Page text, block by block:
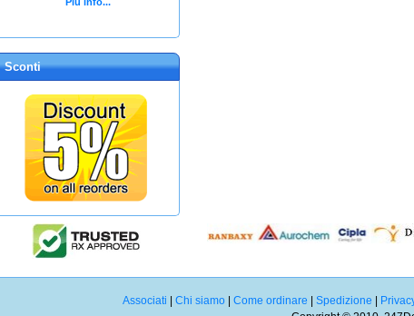
Sconti
Associati Chi siamo| Come ordinare Spedizione